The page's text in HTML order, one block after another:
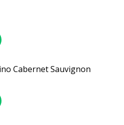
Cabernet Sauvignon